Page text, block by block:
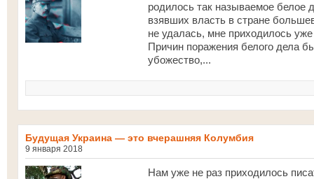
родилось так называемое белое
взявших власть в стране
не удалась, мне приходилось
Причин поражения белого дела
убожество,...
Будущая Украина — это вчерашняя Колумбия
9 января 2018
Нам уже не раз приходилось